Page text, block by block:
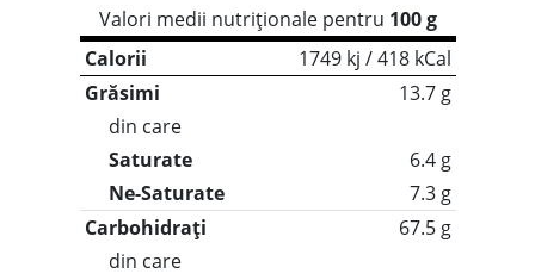
Valori medii nutriționale pentru 100 g
Calorii
1749 kj / 418 kCal
Grăsimi
13.7 g
din care
Saturate
6.4 g
Ne-Saturate
7.3 g
Carbohidrați
67.5 g
din care